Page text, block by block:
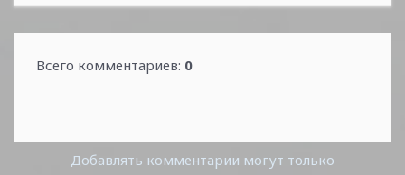
Всего комментариев: 0
Добавлять комментарии могут только